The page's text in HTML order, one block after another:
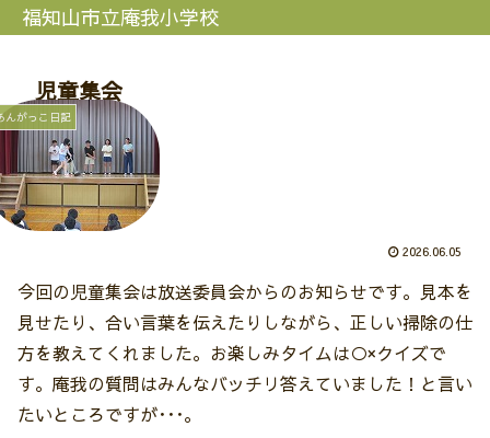
福知山市立庵我小学校
児童集会
んがっこ日記
2026.06.05
今回の児童集会は放送委員会からのお知らせです。見本を
見せたり、合い言葉を伝えたりしながら、正しい掃除の仕
方を教えてくれました。お楽しみタイムは○×クイズで
す。庵我の質問はみんなバッチリ答えていました！と言い
たいところですが･･･。